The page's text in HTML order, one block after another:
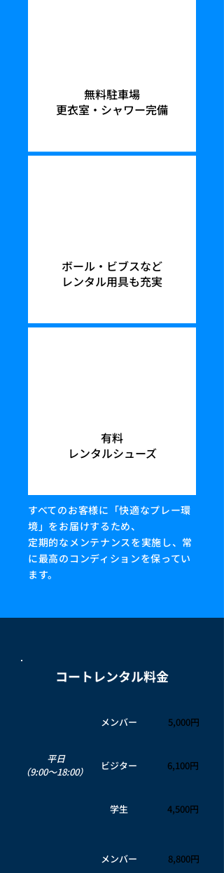
無料駐車場
更衣室・シャワー完備
ボール・ビブスなど
レンタル用具も充実
有料
レンタルシューズ
すべてのお客様に「快適なプレー環
境」をお届けするため、
定期的なメンテナンスを実施し、常
に最高のコンディションを保ってい
ます。
コートレンタル料金
平日
（9:00〜18:00）
メンバー 5,000円
ビジター 6,100円
学生 4,500円
メンバー 8,800円